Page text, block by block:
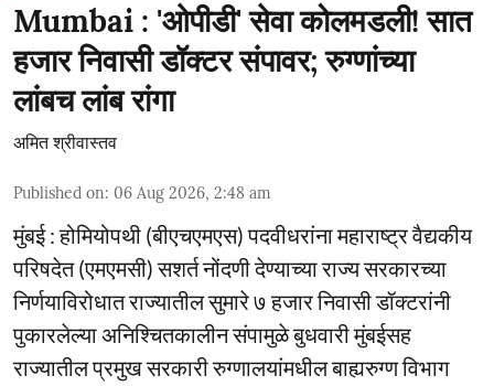
Mumbai : 'ओपीडी' सेवा कोलमडली! सात
हजार निवासी डॉक्टर संपावर; रुग्णांच्या
लांबच लांब रांगा
अमित श्रीवास्तव
Published on: 06 Aug 2026, 2:48 am
मुंबई : होमियोपथी (बीएचएमएस) पदवीधरांना महाराष्ट्र वैद्यकीय
परिषदेत (एमएमसी) सशर्त नोंदणी देण्याच्या राज्य सरकारच्या
निर्णयाविरोधात राज्यातील सुमारे ७ हजार निवासी डॉक्टरांनी
पुकारलेल्या अनिश्चितकालीन संपामुळे बुधवारी मुंबईसह
राज्यातील प्रमुख सरकारी रुग्णालयांमधील बाह्यरुग्ण विभाग